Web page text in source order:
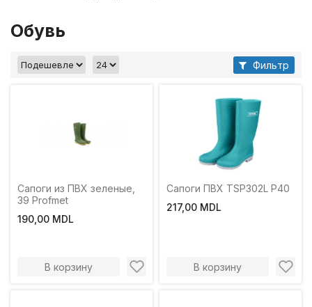
Обувь
Фильтр
Сапоги из ПВХ зеленые,
39 Profmet
190,00 MDL
В корзину
Сапоги ПВХ TSP302L Р40
217,00 MDL
В корзину